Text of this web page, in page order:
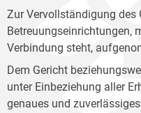
Zur Vervollständigung des
Betreuungseinrichtungen,
Verbindung steht,
Dem Gericht
unter Einbeziehung aller
genaues und